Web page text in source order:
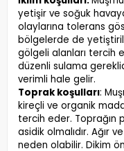
yetişir ve soğuk
olaylarına tolerans
bölgelerde de
gölgeli alanları tercih
düzenli sulama
verimli hale gelir.
Toprak koşulları:
kireçli ve organik
tercih eder. Toprağın
asidik olmalıdır. Ağır
neden olabilir. Dikim